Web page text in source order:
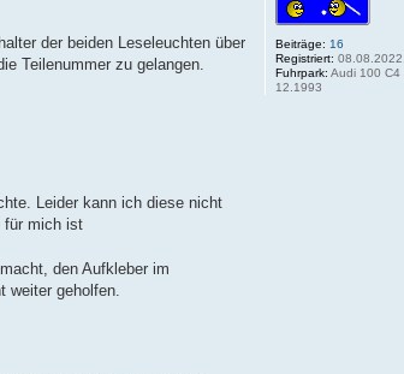
Beiträge: 16
Registriert:
Fuhrpark: Audi 100 C4
12.1993
der beiden Leseleuchten über
Teilenummer zu gelangen.
Leider kann ich diese nicht
für mich ist
den Aufkleber im
weiter geholfen.